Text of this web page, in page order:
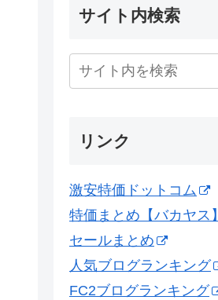
サイト内検索
リンク
激安特価ドットコム
特価まとめ【バカヤス】
セールまとめ
人気ブログランキング
FC2ブログランキング